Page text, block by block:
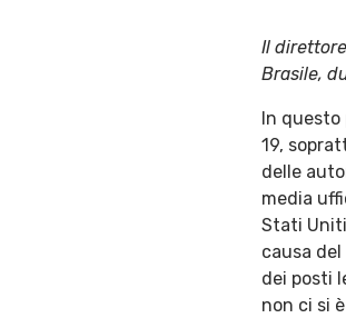
Il
Brasile,
In
19,
delle
media
Stati
causa
dei posti
non ci si